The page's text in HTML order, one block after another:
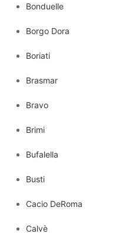
Bonduelle
Borgo Dora
Boriati
Brasmar
Bravo
Brimi
Bufalella
Busti
Cacio DeRoma
Calvè